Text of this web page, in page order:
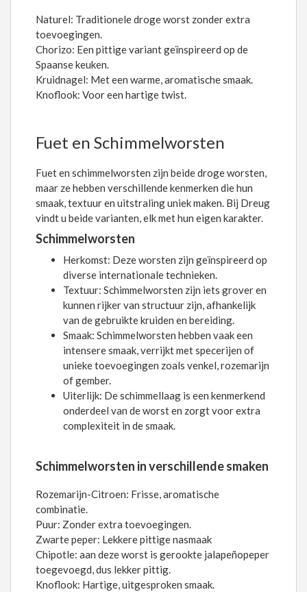
Naturel: Traditionele droge worst zonder extra
toevoegingen.
Chorizo: Een pittige variant geïnspireerd op de
Spaanse keuken.
Kruidnagel: Met een warme, aromatische smaak.
Knoflook: Voor een hartige twist.
Fuet en Schimmelworsten
Fuet en schimmelworsten zijn beide droge worsten,
maar ze hebben verschillende kenmerken die hun
smaak, textuur en uitstraling uniek maken. Bij Dreug
vindt u beide varianten, elk met hun eigen karakter.
Schimmelworsten
Herkomst: Deze worsten zijn geïnspireerd op
diverse internationale technieken.
Textuur: Schimmelworsten zijn iets grover en
kunnen rijker van structuur zijn, afhankelijk
van de gebruikte kruiden en bereiding.
Smaak: Schimmelworsten hebben vaak een
intensere smaak, verrijkt met specerijen of
unieke toevoegingen zoals venkel, rozemarijn
of gember.
Uiterlijk: De schimmellaag is een kenmerkend
onderdeel van de worst en zorgt voor extra
complexiteit in de smaak.
Schimmelworsten in verschillende smaken
Rozemarijn-Citroen: Frisse, aromatische
combinatie.
Puur: Zonder extra toevoegingen.
Zwarte peper: Lekkere pittige nasmaak
Chipotle: aan deze worst is gerookte jalapeñopeper
toegevoegd, dus lekker pittig.
Knoflook: Hartige, uitgesproken smaak.